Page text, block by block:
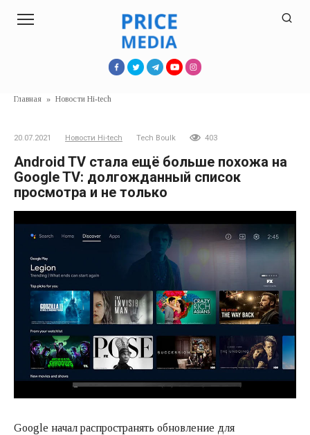
Главная » Новости Hi-tech
20.07.2021 Новости Hi-tech Tech Boulk 403
Android TV стала ещё больше похожа на
Google TV: долгожданный список
просмотра и не только
Google начал распространять обновление для